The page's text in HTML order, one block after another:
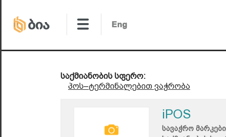
საქმიანობის სფერო:
პოს–ტერმინალებით ვაჭრობა
iPOS
სავაჭრო